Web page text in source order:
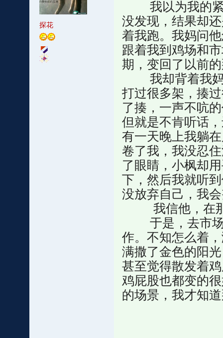
探花
我以为我的紧
没发现，结果却
着我跑。我妈问
跟着我到鸡场和
期，变回了以前
我却背着我妈
打过很多架，揍
了揍，一声不吭
但就是不肯听话
有一天晚上我躺
卷了我，我没忍
了眼睛，小枫却
下，然后我就听
没放弃自己，我
我信他，在那
于是，去市场
作。不知怎么着
满撒了金色的阳
甚至觉得散发着
鸡屁股也都变的
的场景，我才知